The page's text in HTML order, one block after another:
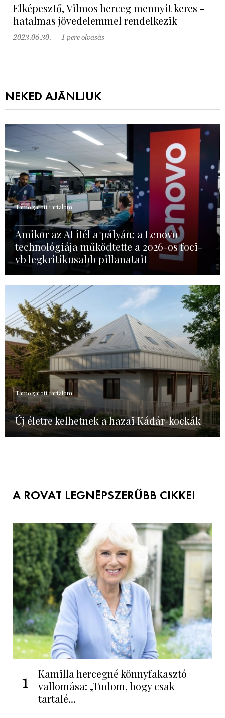
Elképesztő, Vilmos herceg mennyit keres -
hatalmas jövedelemmel rendelkezik
2023.06.30. 1 perc olvasás
NEKED AJÁNLJUK
Támogatott tartalom
Amikor az AI ítél a pályán: a Lenovo
technológiája működtette a 2026-os foci-
vb legkritikusabb pillanatait
Támogatott tartalom
Új életre kelhetnek a hazai Kádár-kockák
A ROVAT LEGNÉPSZERŰBB CIKKEI
1
Kamilla hercegné könnyfakasztó
vallomása: „Tudom, hogy csak
tartalé...